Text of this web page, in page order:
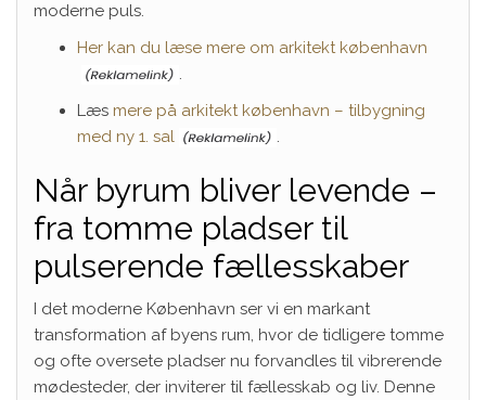
moderne puls.
Her kan du læse mere om arkitekt københavn
.
Læs mere på arkitekt københavn – tilbygning
med ny 1. sal
.
Når byrum bliver levende –
fra tomme pladser til
pulserende fællesskaber
I det moderne København ser vi en markant
transformation af byens rum, hvor de tidligere tomme
og ofte oversete pladser nu forvandles til vibrerende
mødesteder, der inviterer til fællesskab og liv. Denne